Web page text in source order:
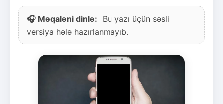
🎧 Məqaləni dinlə:
Bu yazı üçün səsli
versiya hələ hazırlanmayıb.